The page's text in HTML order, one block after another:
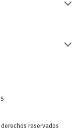
derechos reservados